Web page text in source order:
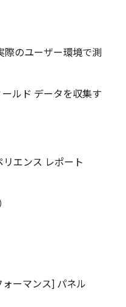
際のユーザー環境で測
ルド データを収集す
エンス レポート
ーマンス] パネル